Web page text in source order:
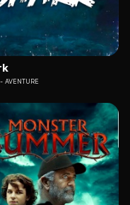
AVENTURE